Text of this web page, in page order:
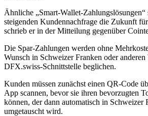
Ähnliche „Smart-Wallet-
steigenden Kundennachfrage die Zukunft
schrieb er in der Mitteilung gegenüber
Die Spar-Zahlungen werden ohne
Wunsch in Schweizer Franken oder
DFX.swiss-Schnittstelle beglichen.
Kunden müssen zunächst einen QR-Code
App scannen, bevor sie ihren bevorzugten
können, der dann automatisch in Schweizer
umgetauscht wird.